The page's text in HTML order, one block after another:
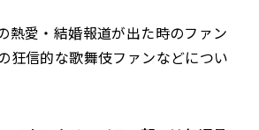
熱愛・結婚報道が出た時のファン
狂信的な歌舞伎ファンなどについ